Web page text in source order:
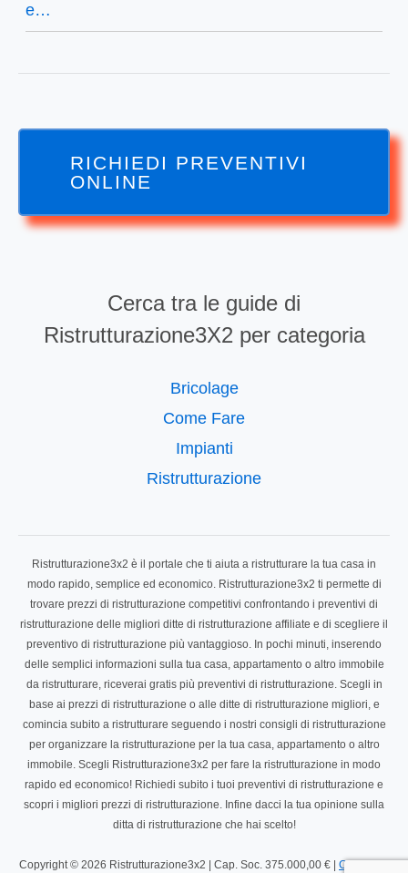
e…
RICHIEDI PREVENTIVI
ONLINE
Cerca tra le guide di
Ristrutturazione3X2 per categoria
Bricolage
Come Fare
Impianti
Ristrutturazione
Ristrutturazione3x2 è il portale che ti aiuta a ristrutturare la tua casa in
modo rapido, semplice ed economico. Ristrutturazione3x2 ti permette di
trovare prezzi di ristrutturazione competitivi confrontando i preventivi di
ristrutturazione delle migliori ditte di ristrutturazione affiliate e di scegliere il
preventivo di ristrutturazione più vantaggioso. In pochi minuti, inserendo
delle semplici informazioni sulla tua casa, appartamento o altro immobile
da ristrutturare, riceverai gratis più preventivi di ristrutturazione. Scegli in
base ai prezzi di ristrutturazione o alle ditte di ristrutturazione migliori, e
comincia subito a ristrutturare seguendo i nostri consigli di ristrutturazione
per organizzare la ristrutturazione per la tua casa, appartamento o altro
immobile. Scegli Ristrutturazione3x2 per fare la ristrutturazione in modo
rapido ed economico! Richiedi subito i tuoi preventivi di ristrutturazione e
scopri i migliori prezzi di ristrutturazione. Infine dacci la tua opinione sulla
ditta di ristrutturazione che hai scelto!
Copyright © 2026 Ristrutturazione3x2 | Cap. Soc. 375.000,00 € | Contatta il